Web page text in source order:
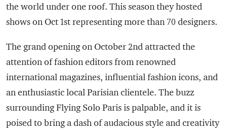
the world under one roof. This season they hosted
shows on Oct 1st representing more than 70 designers.
The grand opening on October 2nd attracted the
attention of fashion editors from renowned
international magazines, influential fashion icons, and
an enthusiastic local Parisian clientele. The buzz
surrounding Flying Solo Paris is palpable, and it is
poised to bring a dash of audacious style and creativity